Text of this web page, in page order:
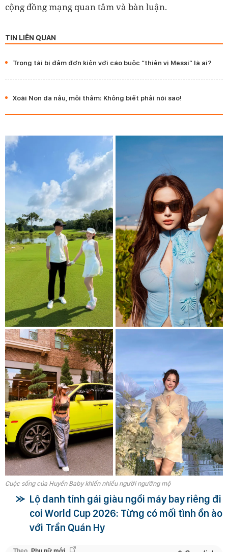
cộng đồng mạng quan tâm và bàn luận.
TIN LIÊN QUAN
Trọng tài bị đâm đơn kiện với cáo buộc “thiên vị Messi” là ai?
Xoài Non da nâu, môi thâm: Không biết phải nói sao!
Cuộc sống của Huyền Baby khiến nhiều người ngưỡng mộ
Lộ danh tính gái giàu ngồi máy bay riêng đi
coi World Cup 2026: Từng có mối tình ồn ào
với Trần Quán Hy